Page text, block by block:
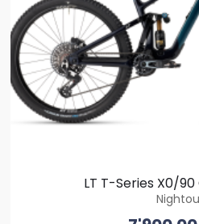
LT T-Series X0/